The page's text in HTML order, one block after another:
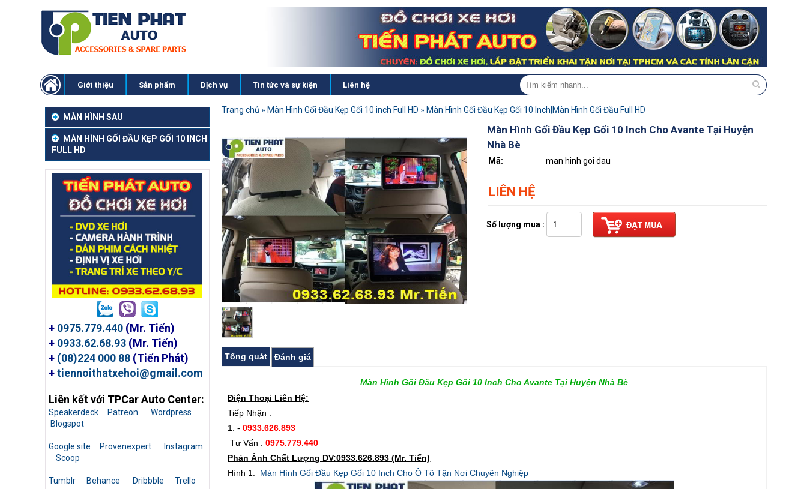
Giới thiệu Sản phẩm Dịch vụ Tin tức và sự kiện Liên hệ
MÀN HÌNH SAU
MÀN HÌNH GỐI ĐẦU KẸP GỐI 10 INCH
FULL HD
+ 0975.779.440 (Mr. Tiến)
+ 0933.62.68.93 (Mr. Tiến)
+ (08)224 000 88 (Tiến Phát)
+tiennoithatxehoi@gmail.com
Liên kết với TPCar Auto Center:
Speakerdeck Patreon
Wordpress
Blogspot
Google site Provenexpert
Instagram
Scoop
Tumblr Behance Dribbble Trello
Trang chủ » Màn Hình Gối Đầu Kẹp Gối 10 inch Full HD » Màn Hình Gối Đầu Kẹp Gối 10 Inch|Màn Hình Gối Đầu Full HD
Màn Hình Gối Đầu Kẹp Gối 10 Inch Cho Avante Tại Huyện
Nhà Bè
Mã: man hinh goi dau
LIÊN HỆ
Số lượng mua :
Tổng quát Đánh giá
Màn Hình Gối Đầu Kẹp Gối 10 Inch Cho Avante Tại Huyện Nhà Bè
Điện Thoại Liên Hệ:
Tiếp Nhận :
1. -0933.626.893
Tư Vấn :0975.779.440
Phản Ảnh Chất Lượng DV:0933.626.893 (Mr. Tiến)
Hình 1. Màn Hình Gối Đầu Kẹp Gối 10 Inch Cho Ô Tô Tận Nơi Chuyên Nghiệp